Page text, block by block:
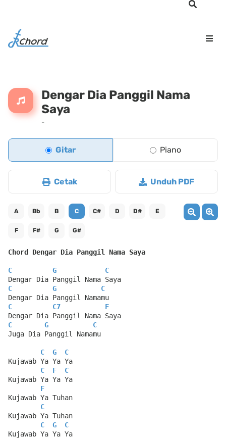
Dengar Dia Panggil Nama
Saya
-
Gitar Piano
Cetak Unduh PDF
A Bb B C C# D D# E
F F# G G#
Chord Dengar Dia Panggil Nama Saya
C G
C
Dengar Dia Panggil Nama Saya
C
G
C
Dengar Dia Panggil Namamu
C
C7
F
Dengar Dia Panggil Nama Saya
C
G
C
Juga Dia Panggil Namamu
C G
C
Kujawab Ya Ya Ya
C
F
C
Kujawab Ya Ya Ya
F
Kujawab Ya Tuhan
C
Kujawab Ya Tuhan
C
G
C
Kujawab Ya Ya Ya